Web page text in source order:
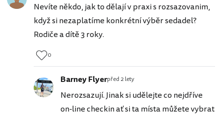
Nevíte někdo, jak to dělají v praxi s rozsazovanim,
když si nezaplatíme konkrétní výběr sedadel?
Rodiče a dítě 3 roky.
0
Barney Flyerpřed 2 lety
Nerozsazují. Jinak si udělejte co nejdříve
on-line checkin ať si ta místa můžete vybrat